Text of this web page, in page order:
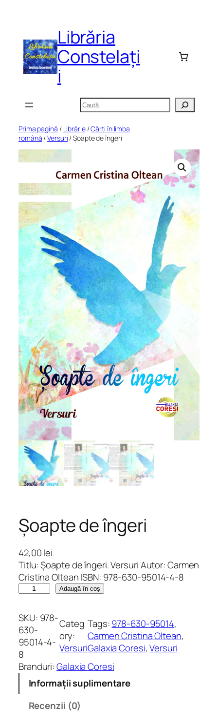
Librăria
Constelați
i
Caută
Prima pagină / Librărie/Cărți în limba
română /Versuri / Șoapte de îngeri
Șoapte de îngeri
42,00lei
Titlu: Șoapte de îngeri. Versuri Autor: Carmen
Cristina Oltean ISBN: 978-630-95014-4-8
n
t
i
t
a
t
Adaugă în coș
SKU: 978-
630-
95014-4-
8
Categ
ory:
Versuri
Tags:978-630-95014
Carmen Cristina Oltean
Galaxia Coresi, Versuri
Branduri:Galaxia Coresi
Informații suplimentare
Recenzii (0)